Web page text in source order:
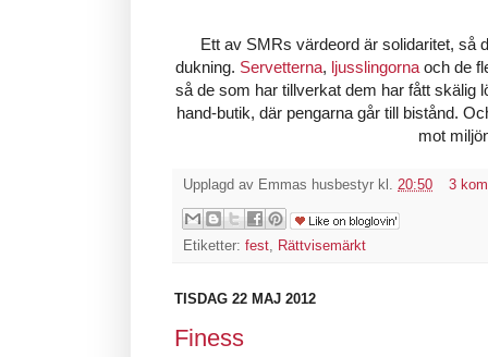
Ett av SMRs värdeord är solidaritet, så
dukning. Servetterna, ljusslingorna och de
så de som har tillverkat dem har fått skälig
hand-butik, där pengarna går till bistånd.
mot
Upplagd av Emmas husbestyr kl. 20:50 3
Etiketter: fest, Rättvisemärkt
TISDAG 22 MAJ 2012
Finess